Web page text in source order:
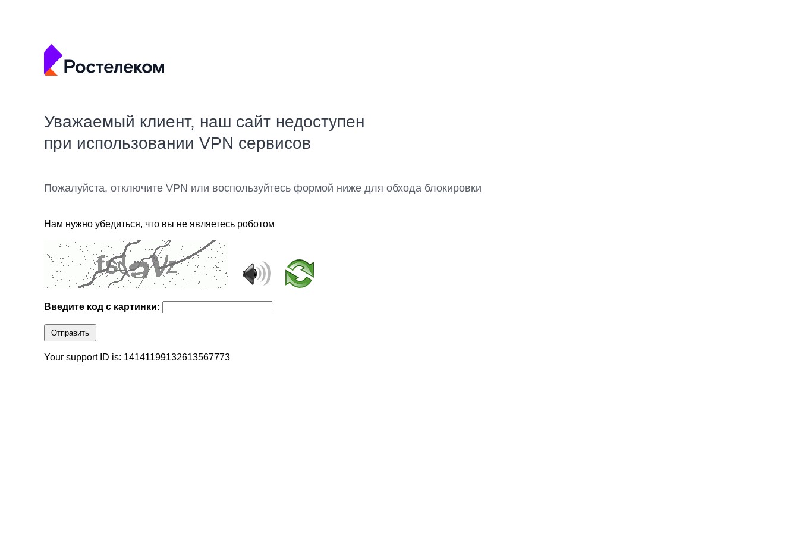
Уважаемый клиент, наш сайт недоступен
при использовании VPN сервисов
Пожалуйста, отключите VPN или воспользуйтесь формой ниже для обхода блокировки
Нам нужно убедиться, что вы не являетесь роботом
Введите код с картинки:
Отправить
Your support ID is: 14141199132613567773